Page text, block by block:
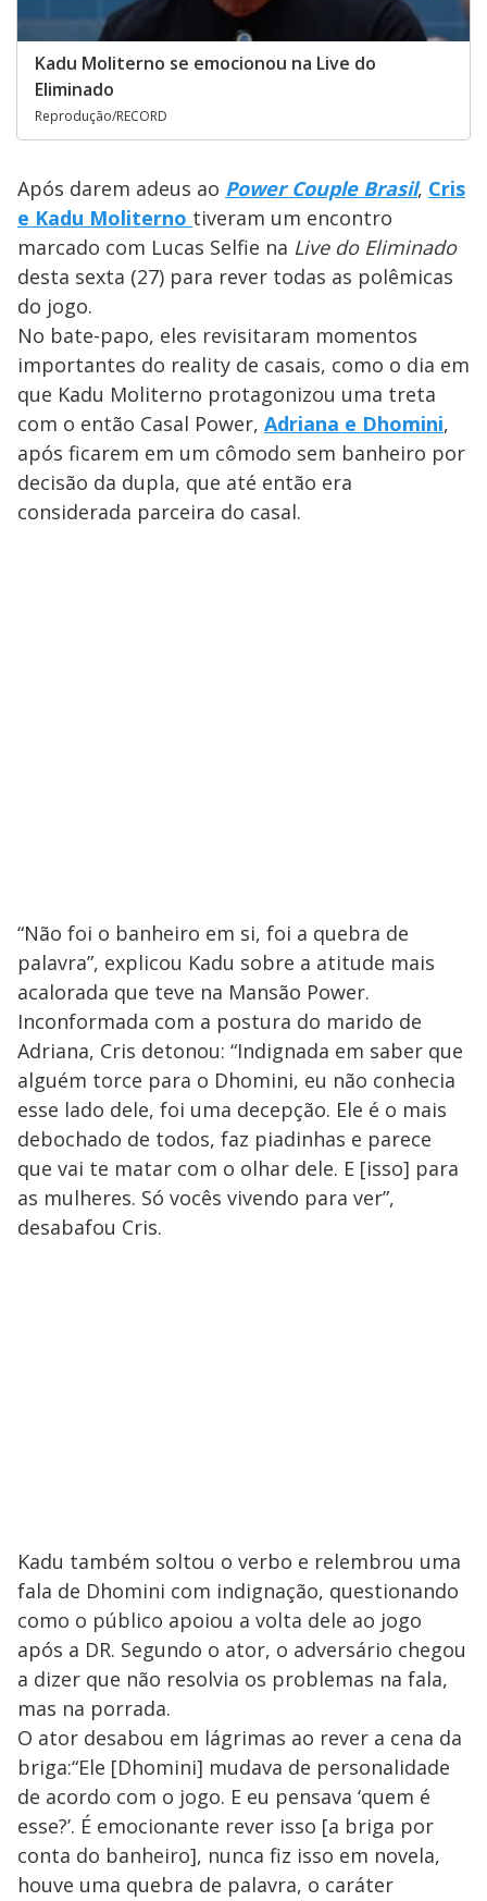
Kadu Moliterno se emocionou na Live do
Eliminado
Reprodução/RECORD
Após darem adeus ao Power Couple Brasil, Cris
e Kadu Moliterno tiveram um encontro
marcado com Lucas Selfie na Live do Eliminado
desta sexta (27) para rever todas as polêmicas
do jogo.
No bate-papo, eles revisitaram momentos
importantes do reality de casais, como o dia em
que Kadu Moliterno protagonizou uma treta
com o então Casal Power, Adriana e Dhomini,
após ficarem em um cômodo sem banheiro por
decisão da dupla, que até então era
considerada parceira do casal.
“Não foi o banheiro em si, foi a quebra de
palavra”, explicou Kadu sobre a atitude mais
acalorada que teve na Mansão Power.
Inconformada com a postura do marido de
Adriana, Cris detonou: “Indignada em saber que
alguém torce para o Dhomini, eu não conhecia
esse lado dele, foi uma decepção. Ele é o mais
debochado de todos, faz piadinhas e parece
que vai te matar com o olhar dele. E [isso] para
as mulheres. Só vocês vivendo para ver”,
desabafou Cris.
Kadu também soltou o verbo e relembrou uma
fala de Dhomini com indignação, questionando
como o público apoiou a volta dele ao jogo
após a DR. Segundo o ator, o adversário chegou
a dizer que não resolvia os problemas na fala,
mas na porrada.
O ator desabou em lágrimas ao rever a cena da
briga:“Ele [Dhomini] mudava de personalidade
de acordo com o jogo. E eu pensava ‘quem é
esse?’. É emocionante rever isso [a briga por
conta do banheiro], nunca fiz isso em novela,
houve uma quebra de palavra, o caráter